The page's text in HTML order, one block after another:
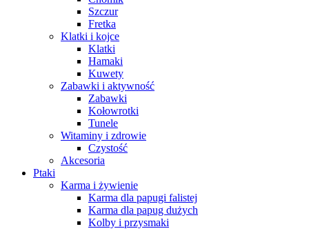
Szczur
Fretka
Klatki i kojce
Klatki
Hamaki
Kuwety
Zabawki i aktywność
Zabawki
Kołowrotki
Tunele
Witaminy i zdrowie
Czystość
Akcesoria
Ptaki
Karma i żywienie
Karma dla papugi falistej
Karma dla papug dużych
Kolby i przysmaki